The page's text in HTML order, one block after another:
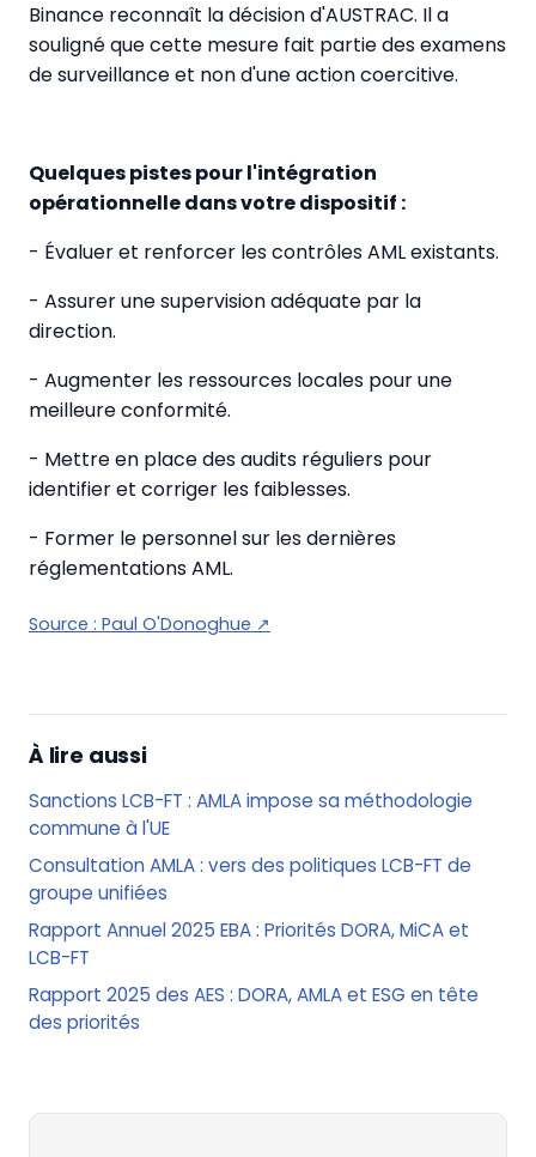
Binance reconnaît la décision d'AUSTRAC. Il a
souligné que cette mesure fait partie des examens
de surveillance et non d'une action coercitive.
Quelques pistes pour l'intégration
opérationnelle dans votre dispositif :
- Évaluer et renforcer les contrôles AML existants.
- Assurer une supervision adéquate par la
direction.
- Augmenter les ressources locales pour une
meilleure conformité.
- Mettre en place des audits réguliers pour
identifier et corriger les faiblesses.
- Former le personnel sur les dernières
réglementations AML.
Source : Paul O'Donoghue ↗
À lire aussi
Sanctions LCB-FT : AMLA impose sa méthodologie
commune à l'UE
Consultation AMLA : vers des politiques LCB-FT de
groupe unifiées
Rapport Annuel 2025 EBA : Priorités DORA, MiCA et
LCB-FT
Rapport 2025 des AES : DORA, AMLA et ESG en tête
des priorités